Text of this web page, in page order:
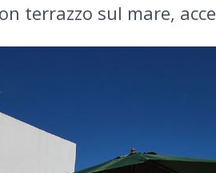
terrazzo sul mare,